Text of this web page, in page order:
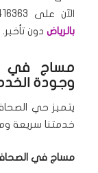
الآن على 0551416363 لتستمتع بجلسة
بالرياضدون تأخير.
مساج في
وجودة
يتميز حي
خدمتنا سريعة
مساج في